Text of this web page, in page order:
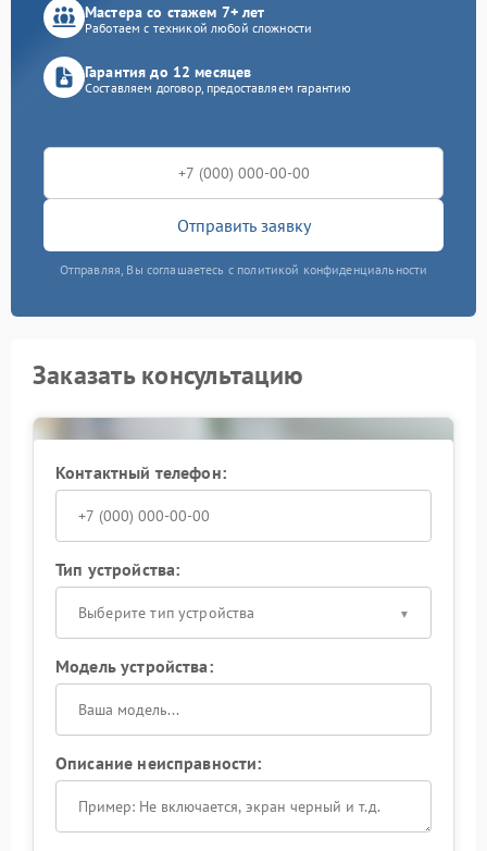
Мастера со стажем 7+ лет
Работаем с техникой любой сложности
Гарантия до 12 месяцев
Составляем договор, предоставляем гарантию
Отправить заявку
Отправляя, Вы соглашаетесь с политикой конфиденциальности
Заказать консультацию
Контактный телефон:
Тип устройства:
Выберите тип устройства
Модель устройства:
Описание неисправности: